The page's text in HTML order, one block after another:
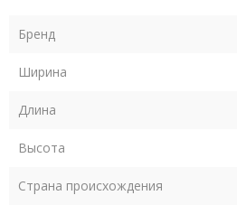
Бренд
Ширина
Длина
Высота
Страна происхождения